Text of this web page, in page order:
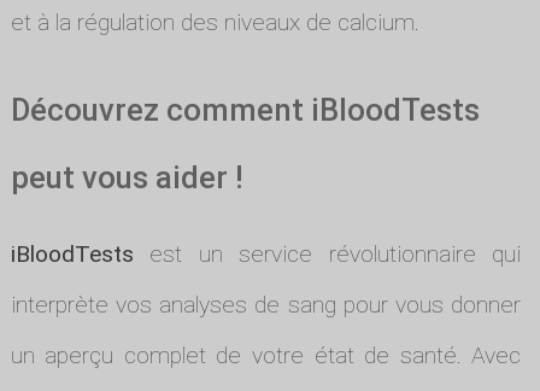
et à la régulation des niveaux de calcium.
Découvrez comment iBloodTests
peut vous aider !
iBloodTests est un service révolutionnaire qui
interprète vos analyses de sang pour vous donner
un aperçu complet de votre état de santé. Avec